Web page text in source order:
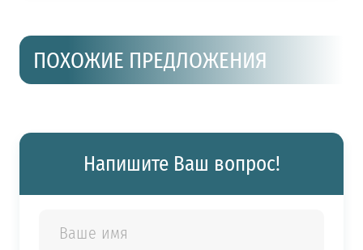
ПОХОЖИЕ ПРЕДЛОЖЕНИЯ
Напишите Ваш вопрос!